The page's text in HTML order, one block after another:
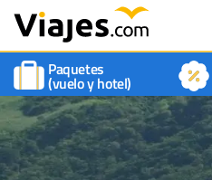
Paquetes
(vuelo y hotel)